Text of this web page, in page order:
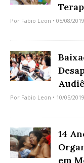
Por Fabio Leon • 05/08/2019
Por Fabio Leon • 10/05/2019
14
em